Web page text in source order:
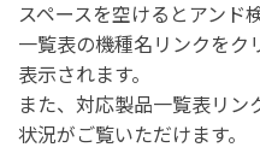
スペースを空けるとアンド
一覧表の機種名リンクをク
表示されます。
また、対応製品一覧表リ
状況がご覧いただけます。